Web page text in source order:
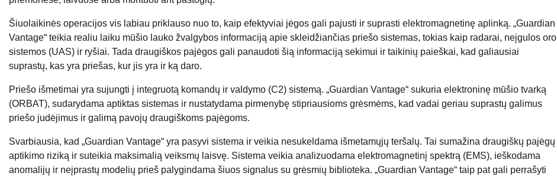
Šiuolaikinės operacijos vis labiau priklauso nuo to, kaip efektyviai jėgos gali pajusti ir suprasti elektromagnetinę aplinką. „Guardian
Vantage“ teikia realiu laiku mūšio lauko žvalgybos informaciją apie skleidžiančias priešo sistemas, tokias kaip radarai, neįgulos oro
sistemos (UAS) ir ryšiai. Tada draugiškos pajėgos gali panaudoti šią informaciją sekimui ir taikinių paieškai, kad galiausiai
suprastų, kas yra priešas, kur jis yra ir ką daro.
Priešo išmetimai yra sujungti į integruotą komandų ir valdymo (C2) sistemą. „Guardian Vantage“ sukuria elektroninę mūšio tvarką
(ORBAT), sudarydama aptiktas sistemas ir nustatydama pirmenybę stipriausioms grėsmėms, kad vadai geriau suprastų galimus
priešo judėjimus ir galimą pavojų draugiškoms pajėgoms.
Svarbiausia, kad „Guardian Vantage“ yra pasyvi sistema ir veikia nesukeldama išmetamųjų teršalų. Tai sumažina draugiškų pajėgų
aptikimo riziką ir suteikia maksimalią veiksmų laisvę. Sistema veikia analizuodama elektromagnetinį spektrą (EMS), ieškodama
anomalijų ir neįprastų modelių prieš palygindama šiuos signalus su grėsmių biblioteka. „Guardian Vantage“ taip pat gali perrašyti